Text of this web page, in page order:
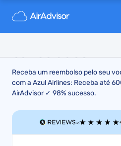
Reembolso Azul
Airlines - Voos
Receba um reembolso pelo seu
com a Azul Airlines: Receba até
AirAdvisor ✓ 98% sucesso.